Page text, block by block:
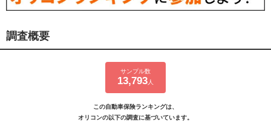
調査概要
サンプル数
13,793 人
この自動車保険ランキングは、
オリコンの以下の調査に基づいています。